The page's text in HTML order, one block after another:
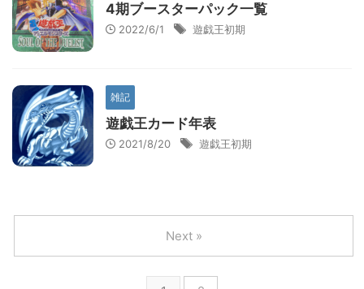
4期ブースターパック一覧
2022/6/1 遊戯王初期
雑記
遊戯王カード年表
2021/8/20 遊戯王初期
Next »